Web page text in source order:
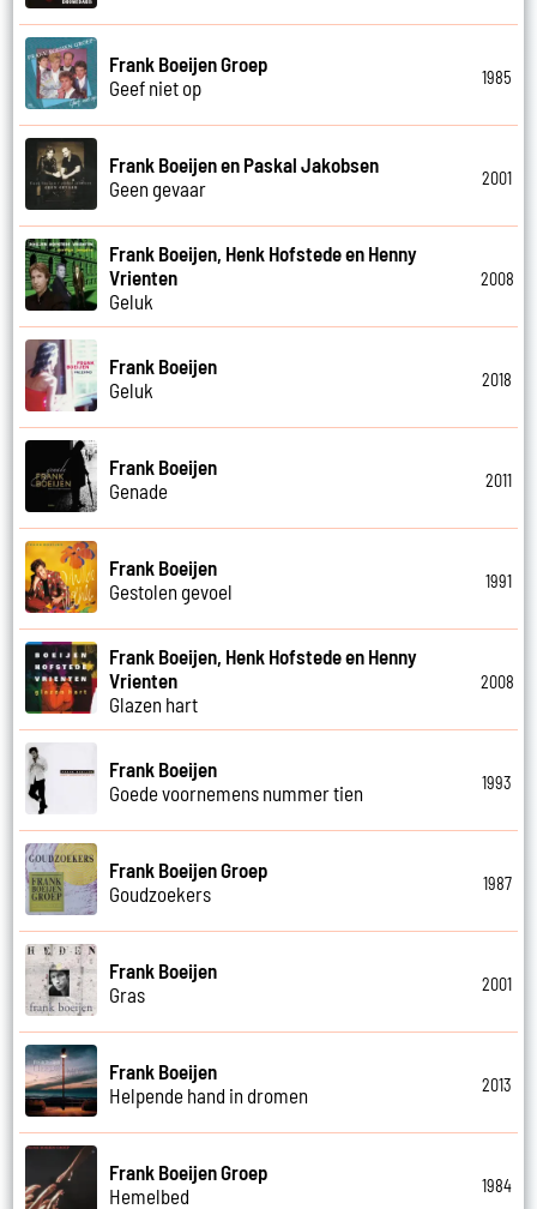
Frank Boeijen Groep
Geef niet op
1985
Frank Boeijen en Paskal Jakobsen
Geen gevaar
2001
Frank Boeijen, Henk Hofstede en Henny
Vrienten
Geluk
2008
Frank Boeijen
Geluk
2018
Frank Boeijen
Genade
2011
Frank Boeijen
Gestolen gevoel
1991
Frank Boeijen, Henk Hofstede en Henny
Vrienten
Glazen hart
2008
Frank Boeijen
Goede voornemens nummer tien
1993
Frank Boeijen Groep
Goudzoekers
1987
Frank Boeijen
Gras
2001
Frank Boeijen
Helpende hand in dromen
2013
Frank Boeijen Groep
Hemelbed
1984